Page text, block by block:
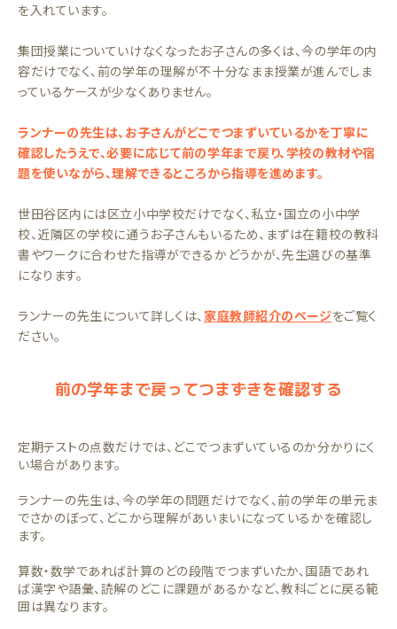
を入れています。
集団授業についていけなくなったお子さんの多くは、今の学年の内
容だけでなく、前の学年の理解が不十分なまま授業が進んでしま
っているケースが少なくありません。
ランナーの先生は、お子さんがどこでつまずいているかを丁寧に
確認したうえで、必要に応じて前の学年まで戻り、学校の教材や宿
題を使いながら、理解できるところから指導を進めます。
世田谷区内には区立小中学校だけでなく、私立・国立の小中学
校、近隣区の学校に通うお子さんもいるため、まずは在籍校の教科
書やワークに合わせた指導ができるかどうかが、先生選びの基準
になります。
ランナーの先生について詳しくは、 家庭教師紹介のページをご覧く
ださい。
前の学年まで戻ってつまずきを確認する
定期テストの点数だけでは、どこでつまずいているのか分かりにく
い場合があります。
ランナーの先生は、今の学年の問題だけでなく、前の学年の単元ま
でさかのぼって、どこから理解があいまいになっているかを確認し
ます。
算数・数学であれば計算のどの段階でつまずいたか、国語であれ
ば漢字や語彙、読解のどこに課題があるかなど、教科ごとに戻る範
囲は異なります。